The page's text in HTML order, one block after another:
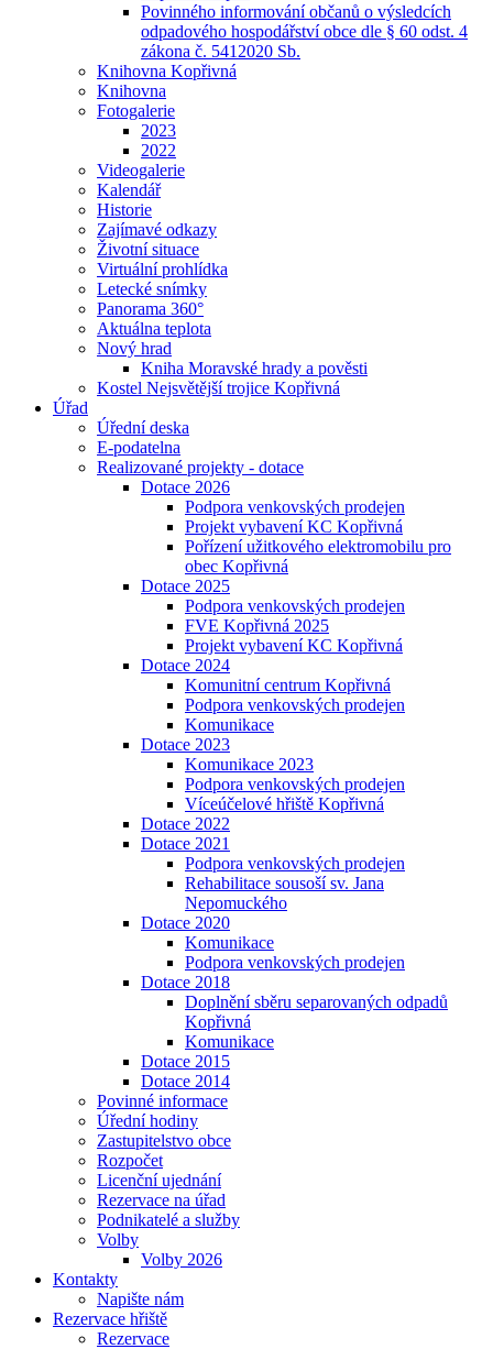
Povinného informování občanů o výsledcích
odpadového hospodářství obce dle § 60 odst. 4
zákona č. 5412020 Sb.
Knihovna Kopřivná
Knihovna
Fotogalerie
2023
2022
Videogalerie
Kalendář
Historie
Zajímavé odkazy
Životní situace
Virtuální prohlídka
Letecké snímky
Panorama 360°
Aktuálna teplota
Nový hrad
Kniha Moravské hrady a pověsti
Kostel Nejsvětější trojice Kopřivná
Úřad
Úřední deska
E-podatelna
Realizované projekty - dotace
Dotace 2026
Podpora venkovských prodejen
Projekt vybavení KC Kopřivná
Pořízení užitkového elektromobilu pro
obec Kopřivná
Dotace 2025
Podpora venkovských prodejen
FVE Kopřivná 2025
Projekt vybavení KC Kopřivná
Dotace 2024
Komunitní centrum Kopřivná
Podpora venkovských prodejen
Komunikace
Dotace 2023
Komunikace 2023
Podpora venkovských prodejen
Víceúčelové hřiště Kopřivná
Dotace 2022
Dotace 2021
Podpora venkovských prodejen
Rehabilitace sousoší sv. Jana
Nepomuckého
Dotace 2020
Komunikace
Podpora venkovských prodejen
Dotace 2018
Doplnění sběru separovaných odpadů
Kopřivná
Komunikace
Dotace 2015
Dotace 2014
Povinné informace
Úřední hodiny
Zastupitelstvo obce
Rozpočet
Licenční ujednání
Rezervace na úřad
Podnikatelé a služby
Volby
Volby 2026
Kontakty
Napište nám
Rezervace hřiště
Rezervace